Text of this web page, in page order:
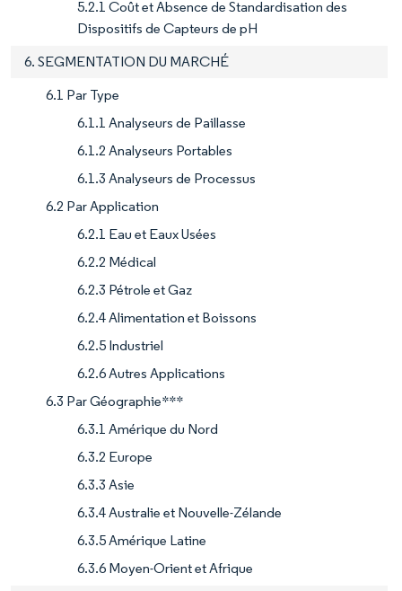
5.2.1 Coût et Absence de Standardisation des
Dispositifs de Capteurs de pH
6. SEGMENTATION DU MARCHÉ
6.1 Par Type
6.1.1 Analyseurs de Paillasse
6.1.2 Analyseurs Portables
6.1.3 Analyseurs de Processus
6.2 Par Application
6.2.1 Eau et Eaux Usées
6.2.2 Médical
6.2.3 Pétrole et Gaz
6.2.4 Alimentation et Boissons
6.2.5 Industriel
6.2.6 Autres Applications
6.3 Par Géographie***
6.3.1 Amérique du Nord
6.3.2 Europe
6.3.3 Asie
6.3.4 Australie et Nouvelle-Zélande
6.3.5 Amérique Latine
6.3.6 Moyen-Orient et Afrique